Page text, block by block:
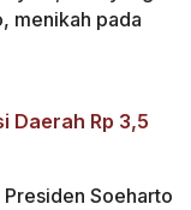
menikah pada
Daerah Rp 3,5
Soeharto